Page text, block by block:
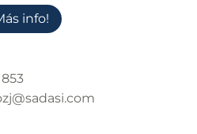
info!
853